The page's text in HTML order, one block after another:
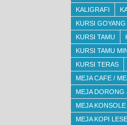
KALIGRAFI
KURSI GOYANG
KURSI TAMU
KURSI TAMU
KURSI TERAS
MEJA CAFE /
MEJA DORONG
MEJA KONSOLE
MEJA KOPI